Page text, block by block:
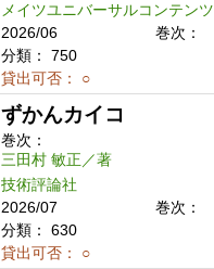
メイツユニバーサルコンテンツ
2026/06
巻次：
分類：
750
貸出可否：
○
ずかんカイコ
巻次：
三田村 敏正／著
技術評論社
2026/07
巻次：
分類：
630
貸出可否：
○